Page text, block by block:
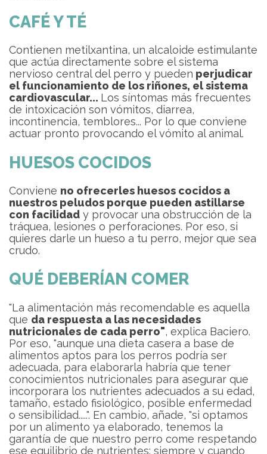
CAFÉ Y TÉ
Contienen metilxantina, un alcaloide estimulante
que actúa directamente sobre el sistema
nervioso central del perro y pueden perjudicar
el funcionamiento de los riñones, el sistema
cardiovascular... Los síntomas más frecuentes
de intoxicación son vómitos, diarrea,
incontinencia, temblores... Por lo que conviene
actuar pronto provocando el vómito al animal.
HUESOS COCIDOS
Conviene no ofrecerles huesos cocidos a
nuestros peludos porque pueden astillarse
con facilidad y provocar una obstrucción de la
tráquea, lesiones o perforaciones. Por eso, si
quieres darle un hueso a tu perro, mejor que sea
crudo.
QUÉ DEBERÍAN COMER
"La alimentación más recomendable es aquella
que da respuesta a las necesidades
nutricionales de cada perro", explica Baciero.
Por eso, "aunque una dieta casera a base de
alimentos aptos para los perros podría ser
adecuada, para elaborarla habría que tener
conocimientos nutricionales para asegurar que
incorporara los nutrientes adecuados a su edad,
tamaño, estado fisiológico, posible enfermedad
o sensibilidad.....". En cambio, añade, "si optamos
por un alimento ya elaborado, tenemos la
garantía de que nuestro perro come respetando
ese equilibrio de nutrientes; siempre y cuando